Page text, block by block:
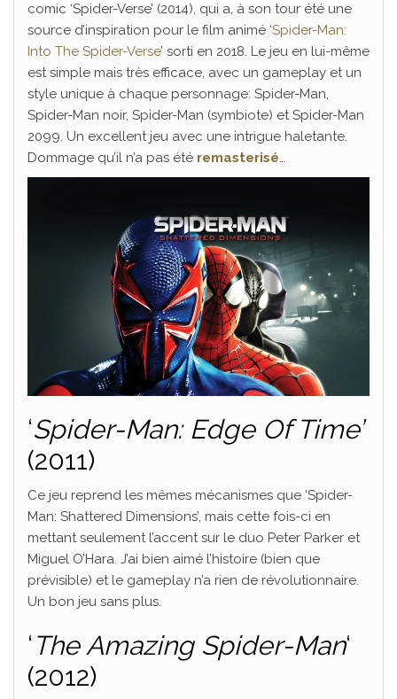
comic ‘Spider-Verse’ (2014), qui a, à son tour été une
source d’inspiration pour le film animé ‘Spider-Man:
Into The Spider-Verse’ sorti en 2018. Le jeu en lui-même
est simple mais très efficace, avec un gameplay et un
style unique à chaque personnage: Spider-Man,
Spider-Man noir, Spider-Man (symbiote) et Spider-Man
2099. Un excellent jeu avec une intrigue haletante.
Dommage qu’il n’a pas été remasterisé…
‘Spider-Man: Edge Of Time’
(2011)
Ce jeu reprend les mêmes mécanismes que ‘Spider-
Man: Shattered Dimensions’, mais cette fois-ci en
mettant seulement l’accent sur le duo Peter Parker et
Miguel O’Hara. J’ai bien aimé l’histoire (bien que
prévisible) et le gameplay n’a rien de révolutionnaire.
Un bon jeu sans plus.
‘ The Amazing Spider-Man‘
(2012)